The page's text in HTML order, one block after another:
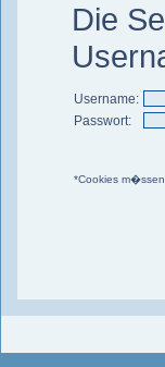
Die
Username:
Passwort:
*Cookies m�ssen